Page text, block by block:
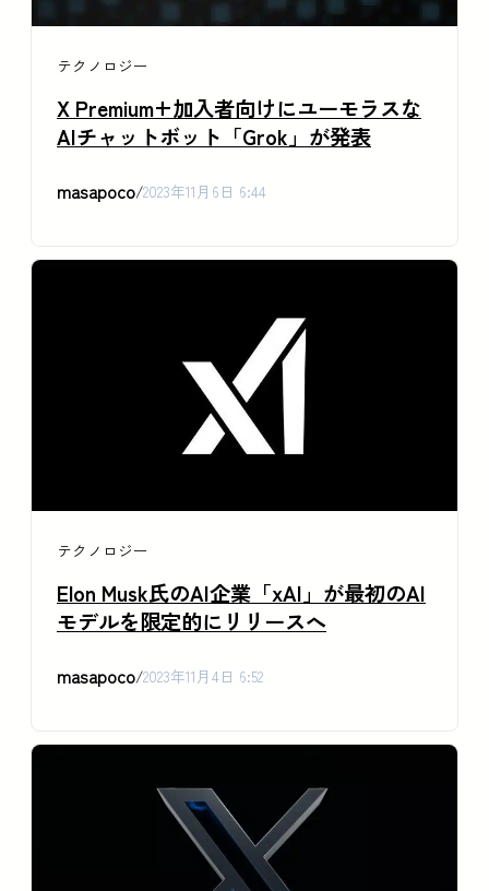
テクノロジー
X Premium+加入者向けにユーモラスな
AIチャットボット「Grok」が発表
masapoco/2023年11月6日 6:44
テクノロジー
Elon Musk氏のAI企業「xAI」が最初のAI
モデルを限定的にリリースへ
masapoco/2023年11月4日 6:52